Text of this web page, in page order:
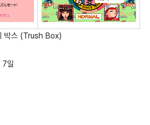
박스 (Trush Box)
7일